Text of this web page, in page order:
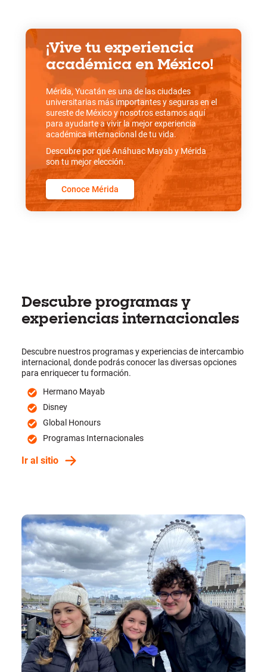
¡Vive tu experiencia
académica en México!
Mérida, Yucatán es una de las ciudades
universitarias más importantes y seguras en el
sureste de México y nosotros estamos aquí
para ayudarte a vivir la mejor experiencia
académica internacional de tu vida.
Descubre por qué Anáhuac Mayab y Mérida
son tu mejor elección.
Conoce Mérida
Descubre programas y
experiencias internacionales
Descubre nuestros programas y experiencias de intercambio
internacional, donde podrás conocer las diversas opciones
para enriquecer tu formación.
Hermano Mayab
Disney
Global Honours
Programas Internacionales
Ir al sitio